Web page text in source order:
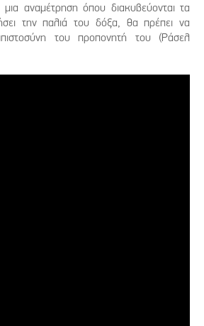
αναμέτρηση όπου διακυβεύονται τα
την παλιά του δόξα, θα πρέπει να
του προπονητή του (Ράσελ